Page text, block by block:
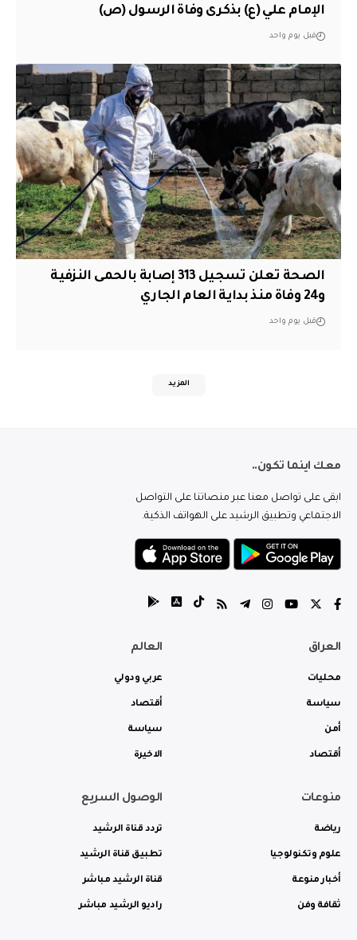
الإمام علي (ع) بذكرى وفاة الرسول (ص)
قبل يوم واحد
الصحة تعلن تسجيل 313 إصابة بالحمى النزفية
و24 وفاة منذ بداية العام الجاري
قبل يوم واحد
المزيد
معك اينما تكون..
ابقى على تواصل معنا عبر منصاتنا على التواصل
الاجتماعي وتطبيق الرشيد على الهواتف الذكية.
العراق
محليات
سياسة
أمن
أقتصاد
العالم
عربي ودولي
أقتصاد
سياسة
الاخيرة
منوعات
رياضة
علوم وتكنولوجيا
أخبار منوعة
ثقافة وفن
الوصول السريع
تردد قناة الرشيد
تطبيق قناة الرشيد
قناة الرشيد مباشر
راديو الرشيد مباشر